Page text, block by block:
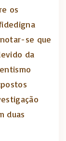
os
se que
da
duas